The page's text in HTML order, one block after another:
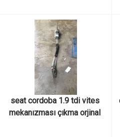
seat cordoba 1.9 tdi vites
mekanızması çıkma orjinal